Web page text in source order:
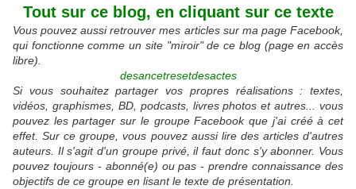
Tout sur ce blog, en cliquant sur ce texte
Vous pouvez aussi retrouver mes articles sur ma page Facebook,
qui fonctionne comme un site "miroir" de ce blog (page en accès
libre).
desancetresetdesactes
Si vous souhaitez partager vos propres réalisations : textes,
vidéos, graphismes, BD, podcasts, livres photos et autres... vous
pouvez les partager sur le groupe Facebook que j'ai créé à cet
effet. Sur ce groupe, vous pouvez aussi lire des articles d'autres
auteurs. Il s'agit d'un groupe privé, il faut donc s'y abonner. Vous
pouvez toujours - abonné(e) ou pas - prendre connaissance des
objectifs de ce groupe en lisant le texte de présentation.